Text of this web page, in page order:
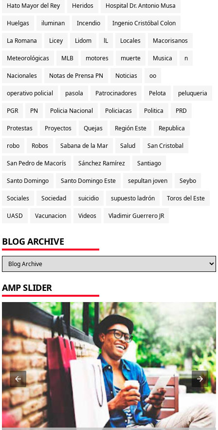
Hato Mayor del Rey Heridos Hospital Dr. Antonio Musa
Huelgas iluminan Incendio Ingenio Cristóbal Colon
La Romana Licey Lidom lL Locales Macorisanos
Meteorológicas MLB motores muerte Musica n
Nacionales Notas de Prensa PN Noticias oo
operativo policial pasola Patrocinadores Pelota peluqueria
PGR PN Policia Nacional Policiacas Politica PRD
Protestas Proyectos Quejas Región Este Republica
robo Robos Sabana de la Mar Salud San Cristobal
San Pedro de Macorís Sánchez Ramírez Santiago
Santo Domingo Santo Domingo Este sepultan joven Seybo
Sociales Sociedad suicidio supuesto ladrón Toros del Este
UASD Vacunacion Videos Vladimir Guerrero JR
BLOG ARCHIVE
AMP SLIDER